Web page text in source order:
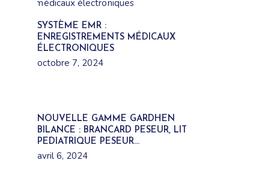
SYSTÈME EMR :
ENREGISTREMENTS MÉDICAUX
ÉLECTRONIQUES
octobre 7, 2024
NOUVELLE GAMME GARDHEN
BILANCE : BRANCARD PESEUR, LIT
PEDIATRIQUE PESEUR…
avril 6, 2024